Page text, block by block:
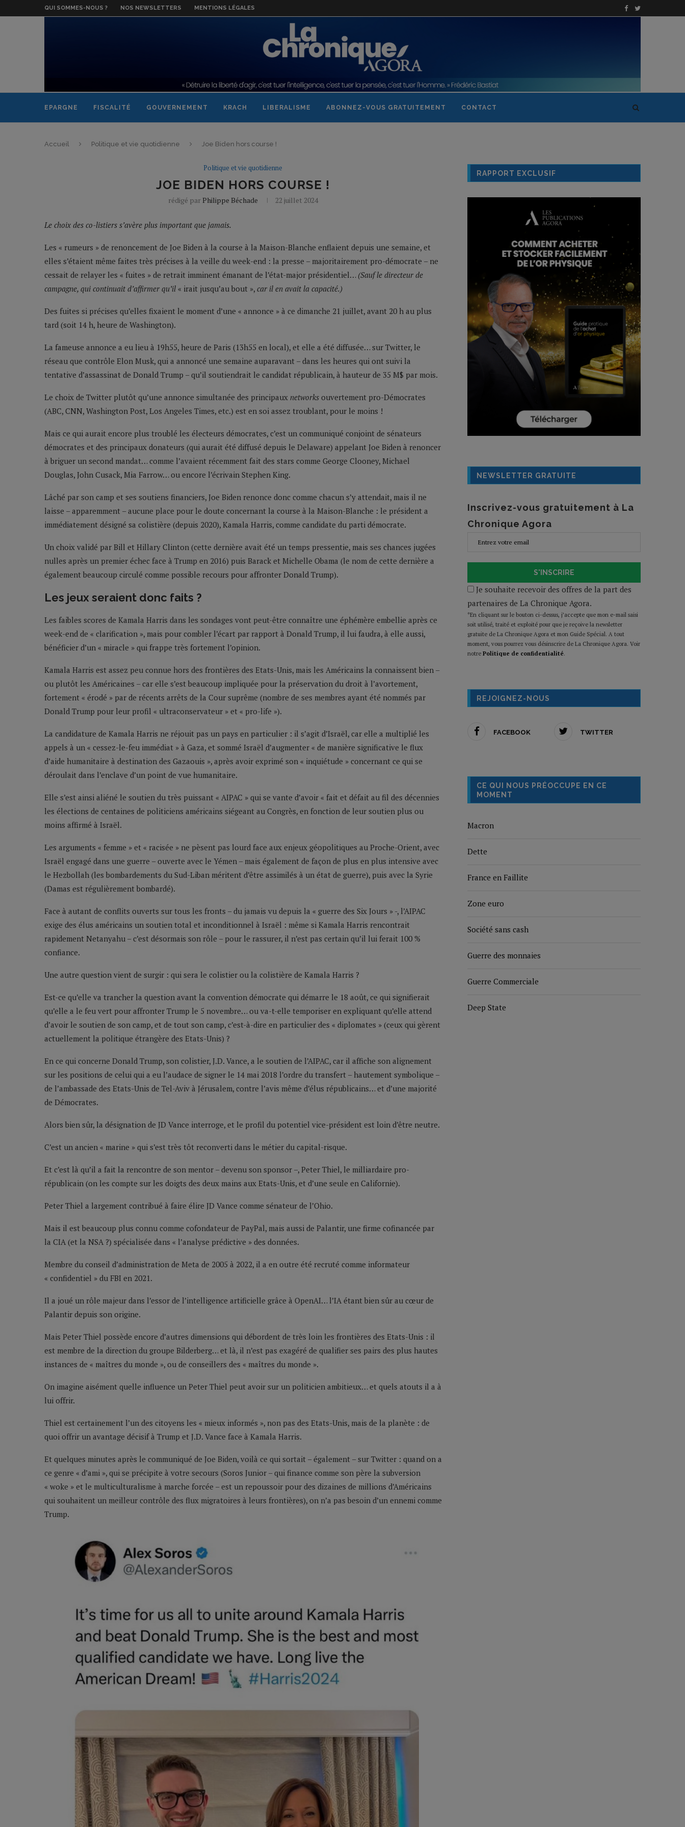
QUI SOMMES-NOUS ? NOS NEWSLETTERS MENTIONS LÉGALES
EPARGNE FISCALITÉ GOUVERNEMENT KRACH LIBERALISME ABONNEZ-VOUS GRATUITEMENT CONTACT
Accueil Politique et vie quotidienne Joe Biden hors course !
Politique et vie quotidienne
JOE BIDEN HORS COURSE !
rédigé par Philippe Béchade 22 juillet 2024
Le choix des co-listiers s’avère plus important que jamais.
Les « rumeurs » de renoncement de Joe Biden à la course à la Maison-Blanche enflaient depuis une semaine, et
elles s’étaient même faites très précises à la veille du week-end : la presse – majoritairement pro-démocrate – ne
cessait de relayer les « fuites » de retrait imminent émanant de l’état-major présidentiel… (Sauf le directeur de
campagne, qui continuait d’affirmer qu’il « irait jusqu’au bout », car il en avait la capacité.)
Des fuites si précises qu’elles fixaient le moment d’une « annonce » à ce dimanche 21 juillet, avant 20 h au plus
tard (soit 14 h, heure de Washington).
La fameuse annonce a eu lieu à 19h55, heure de Paris (13h55 en local), et elle a été diffusée… sur Twitter, le
réseau que contrôle Elon Musk, qui a annoncé une semaine auparavant – dans les heures qui ont suivi la
tentative d’assassinat de Donald Trump – qu’il soutiendrait le candidat républicain, à hauteur de 35 M$ par mois.
Le choix de Twitter plutôt qu’une annonce simultanée des principaux networks ouvertement pro-Démocrates
(ABC, CNN, Washington Post, Los Angeles Times, etc.) est en soi assez troublant, pour le moins !
Mais ce qui aurait encore plus troublé les électeurs démocrates, c’est un communiqué conjoint de sénateurs
démocrates et des principaux donateurs (qui aurait été diffusé depuis le Delaware) appelant Joe Biden à renoncer
à briguer un second mandat… comme l’avaient récemment fait des stars comme George Clooney, Michael
Douglas, John Cusack, Mia Farrow… ou encore l’écrivain Stephen King.
Lâché par son camp et ses soutiens financiers, Joe Biden renonce donc comme chacun s’y attendait, mais il ne
laisse – apparemment – aucune place pour le doute concernant la course à la Maison-Blanche : le président a
immédiatement désigné sa colistière (depuis 2020), Kamala Harris, comme candidate du parti démocrate.
Un choix validé par Bill et Hillary Clinton (cette dernière avait été un temps pressentie, mais ses chances jugées
nulles après un premier échec face à Trump en 2016) puis Barack et Michelle Obama (le nom de cette dernière a
également beaucoup circulé comme possible recours pour affronter Donald Trump).
Les jeux seraient donc faits ?
Les faibles scores de Kamala Harris dans les sondages vont peut-être connaître une éphémère embellie après ce
week-end de « clarification », mais pour combler l’écart par rapport à Donald Trump, il lui faudra, à elle aussi,
bénéficier d’un « miracle » qui frappe très fortement l’opinion.
Kamala Harris est assez peu connue hors des frontières des Etats-Unis, mais les Américains la connaissent bien –
ou plutôt les Américaines – car elle s’est beaucoup impliquée pour la préservation du droit à l’avortement,
fortement « érodé » par de récents arrêts de la Cour suprême (nombre de ses membres ayant été nommés par
Donald Trump pour leur profil « ultraconservateur » et « pro-life »).
La candidature de Kamala Harris ne réjouit pas un pays en particulier : il s’agit d’Israël, car elle a multiplié les
appels à un « cessez-le-feu immédiat » à Gaza, et sommé Israël d’augmenter « de manière significative le flux
d’aide humanitaire à destination des Gazaouis », après avoir exprimé son « inquiétude » concernant ce qui se
déroulait dans l’enclave d’un point de vue humanitaire.
Elle s’est ainsi aliéné le soutien du très puissant « AIPAC » qui se vante d’avoir « fait et défait au fil des décennies
les élections de centaines de politiciens américains siégeant au Congrès, en fonction de leur soutien plus ou
moins affirmé à Israël.
Les arguments « femme » et « racisée » ne pèsent pas lourd face aux enjeux géopolitiques au Proche-Orient, avec
Israël engagé dans une guerre – ouverte avec le Yémen – mais également de façon de plus en plus intensive avec
le Hezbollah (les bombardements du Sud-Liban méritent d’être assimilés à un état de guerre), puis avec la Syrie
(Damas est régulièrement bombardé).
Face à autant de conflits ouverts sur tous les fronts – du jamais vu depuis la « guerre des Six Jours » -, l’AIPAC
exige des élus américains un soutien total et inconditionnel à Israël : même si Kamala Harris rencontrait
rapidement Netanyahu – c’est désormais son rôle – pour le rassurer, il n’est pas certain qu’il lui ferait 100 %
confiance.
Une autre question vient de surgir : qui sera le colistier ou la colistière de Kamala Harris ?
Est-ce qu’elle va trancher la question avant la convention démocrate qui démarre le 18 août, ce qui signifierait
qu’elle a le feu vert pour affronter Trump le 5 novembre… ou va-t-elle temporiser en expliquant qu’elle attend
d’avoir le soutien de son camp, et de tout son camp, c’est-à-dire en particulier des « diplomates » (ceux qui gèrent
actuellement la politique étrangère des Etats-Unis) ?
En ce qui concerne Donald Trump, son colistier, J.D. Vance, a le soutien de l’AIPAC, car il affiche son alignement
sur les positions de celui qui a eu l’audace de signer le 14 mai 2018 l’ordre du transfert – hautement symbolique –
de l’ambassade des Etats-Unis de Tel-Aviv à Jérusalem, contre l’avis même d’élus républicains… et d’une majorité
de Démocrates.
Alors bien sûr, la désignation de JD Vance interroge, et le profil du potentiel vice-président est loin d’être neutre.
C’est un ancien « marine » qui s’est très tôt reconverti dans le métier du capital-risque.
Et c’est là qu’il a fait la rencontre de son mentor – devenu son sponsor –, Peter Thiel, le milliardaire pro-
républicain (on les compte sur les doigts des deux mains aux Etats-Unis, et d’une seule en Californie).
Peter Thiel a largement contribué à faire élire JD Vance comme sénateur de l’Ohio.
Mais il est beaucoup plus connu comme cofondateur de PayPal, mais aussi de Palantir, une firme cofinancée par
la CIA (et la NSA ?) spécialisée dans « l’analyse prédictive » des données.
Membre du conseil d’administration de Meta de 2005 à 2022, il a en outre été recruté comme informateur
« confidentiel » du FBI en 2021.
Il a joué un rôle majeur dans l’essor de l’intelligence artificielle grâce à OpenAI… l’IA étant bien sûr au cœur de
Palantir depuis son origine.
Mais Peter Thiel possède encore d’autres dimensions qui débordent de très loin les frontières des Etats-Unis : il
est membre de la direction du groupe Bilderberg… et là, il n’est pas exagéré de qualifier ses pairs des plus hautes
instances de « maîtres du monde », ou de conseillers des « maîtres du monde ».
On imagine aisément quelle influence un Peter Thiel peut avoir sur un politicien ambitieux… et quels atouts il a à
lui offrir.
Thiel est certainement l’un des citoyens les « mieux informés », non pas des Etats-Unis, mais de la planète : de
quoi offrir un avantage décisif à Trump et J.D. Vance face à Kamala Harris.
Et quelques minutes après le communiqué de Joe Biden, voilà ce qui sortait – également – sur Twitter : quand on a
ce genre « d’ami », qui se précipite à votre secours (Soros Junior – qui finance comme son père la subversion
« woke » et le multiculturalisme à marche forcée – est un repoussoir pour des dizaines de millions d’Américains
qui souhaitent un meilleur contrôle des flux migratoires à leurs frontières), on n’a pas besoin d’un ennemi comme
Trump.
RAPPORT EXCLUSIF
NEWSLETTER GRATUITE
Inscrivez-vous gratuitement à La
Chronique Agora
S'INSCRIRE
Je souhaite recevoir des offres de la part des
partenaires de La Chronique Agora.
*En cliquant sur le bouton ci-dessus, j’accepte que mon e-mail saisi
soit utilisé, traité et exploité pour que je reçoive la newsletter
gratuite de La Chronique Agora et mon Guide Spécial. A tout
moment, vous pourrez vous désinscrire de La Chronique Agora. Voir
notre Politique de confidentialité.
REJOIGNEZ-NOUS
FACEBOOK TWITTER
CE QUI NOUS PRÉOCCUPE EN CE
MOMENT
Macron
Dette
France en Faillite
Zone euro
Société sans cash
Guerre des monnaies
Guerre Commerciale
Deep State